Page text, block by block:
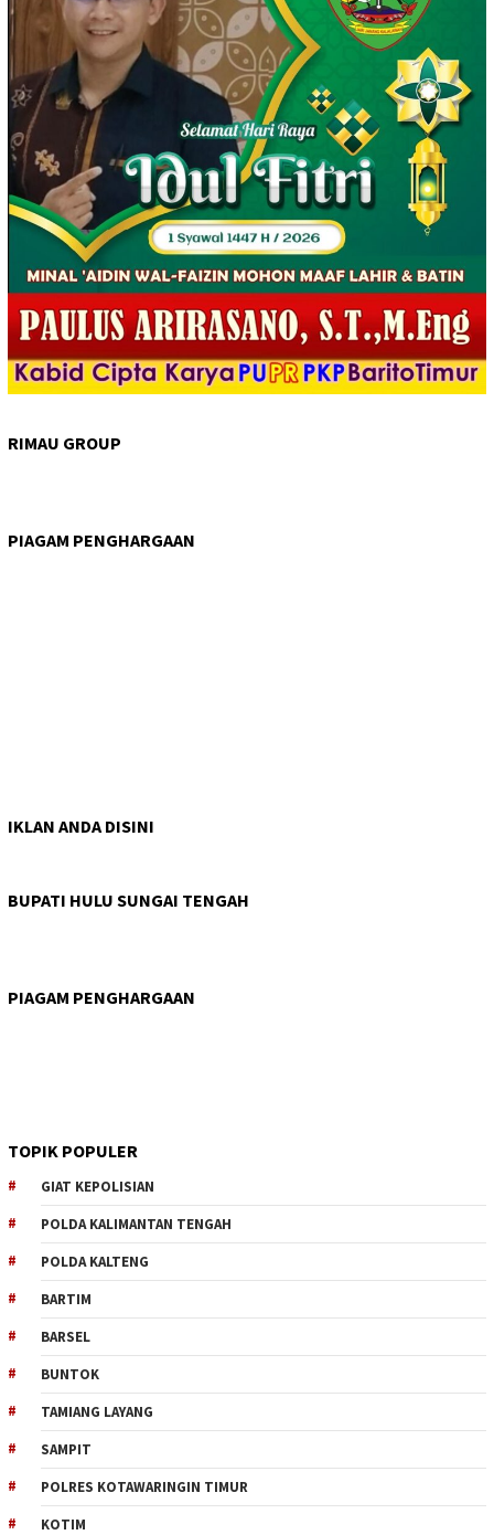
RIMAU GROUP
PIAGAM PENGHARGAAN
IKLAN ANDA DISINI
BUPATI HULU SUNGAI TENGAH
PIAGAM PENGHARGAAN
TOPIK POPULER
GIAT KEPOLISIAN
POLDA KALIMANTAN TENGAH
POLDA KALTENG
BARTIM
BARSEL
BUNTOK
TAMIANG LAYANG
SAMPIT
POLRES KOTAWARINGIN TIMUR
KOTIM